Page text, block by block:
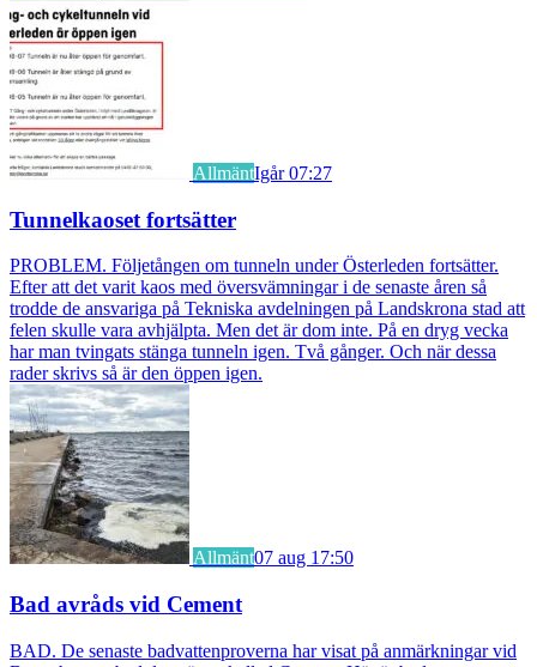
AllmäntIgår 07:27
Tunnelkaoset fortsätter
PROBLEM. Följetången om tunneln under Österleden fortsätter.
Efter att det varit kaos med översvämningar i de senaste åren så
trodde de ansvariga på Tekniska avdelningen på Landskrona stad att
felen skulle vara avhjälpta. Men det är dom inte. På en dryg vecka
har man tvingats stänga tunneln igen. Två gånger. Och när dessa
rader skrivs så är den öppen igen.
Allmänt07 aug 17:50
Bad avråds vid Cement
BAD. De senaste badvattenproverna har visat på anmärkningar vid